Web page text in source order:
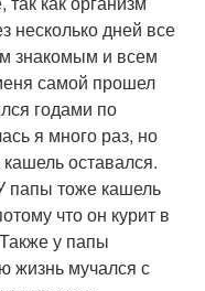
несколько дней все
знакомым и всем
самой прошел
годами по
я много раз, но
оставался.
папы тоже кашель
что он курит в
у папы
жизнь мучался с